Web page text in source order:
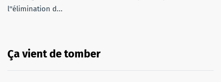
l''élimination d...
Ça vient de tomber